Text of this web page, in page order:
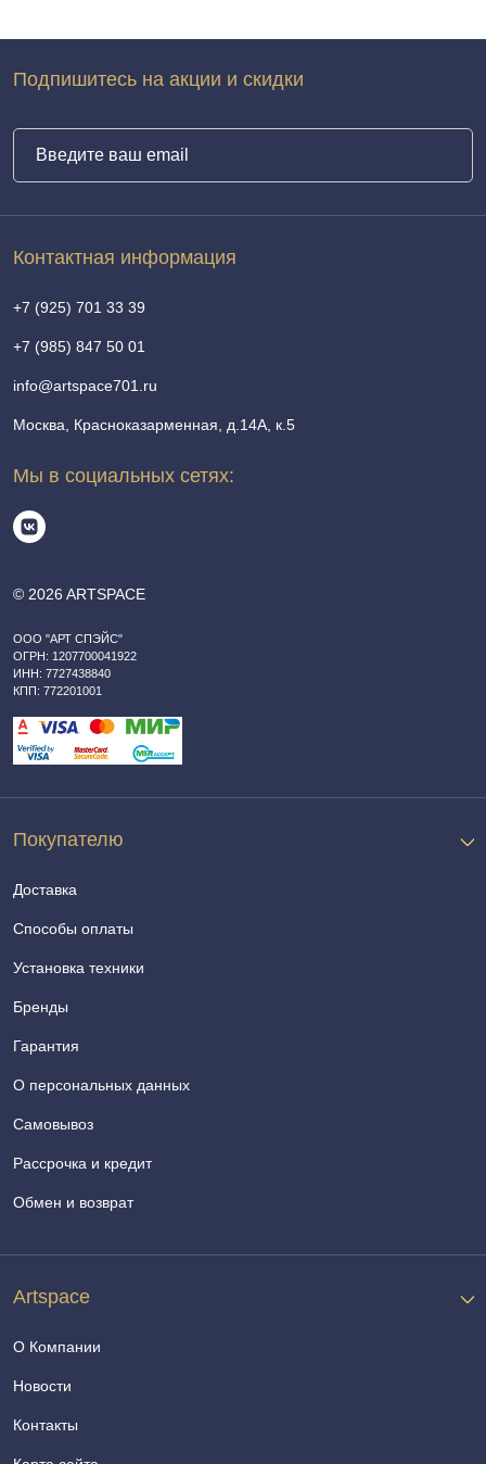
© 2026 ARTSPACE
ООО "АРТ СПЭЙС"
ОГРН: 1207700041922
ИНН: 7727438840
КПП: 772201001
Покупателю
Доставка
Способы оплаты
Установка техники
Бренды
Гарантия
О персональных данных
Самовывоз
Рассрочка и кредит
Обмен и возврат
Artspace
О Компании
Новости
Контакты
Контактная информация
+7 (925) 701 33 39
+7 (985) 847 50 01
info@artspace701.ru
Москва, Красноказарменная, д.14А, к.5
Мы в социальных сетях:
Подпишитесь на акции и скидки